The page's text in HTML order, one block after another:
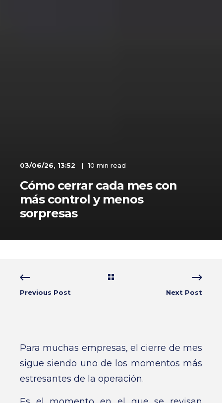
03/06/26, 13:52 10 min read
Cómo cerrar cada mes con
más control y menos
sorpresas
Previous Post Next Post
Para muchas empresas, el cierre de mes
sigue siendo uno de los momentos más
estresantes de la operación.